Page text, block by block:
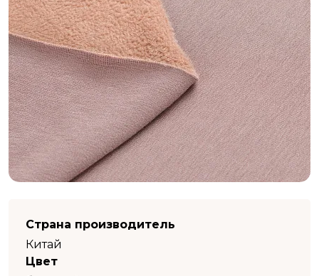
Страна производитель
Китай
Цвет